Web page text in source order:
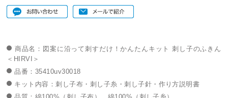
商品名：図案に沿って刺すだけ！かんたんキット 刺し子のふきん
＜HIRVI＞
品番：35410uv30018
キット内容：刺し子布・刺し子糸・刺し子針・作り方説明書